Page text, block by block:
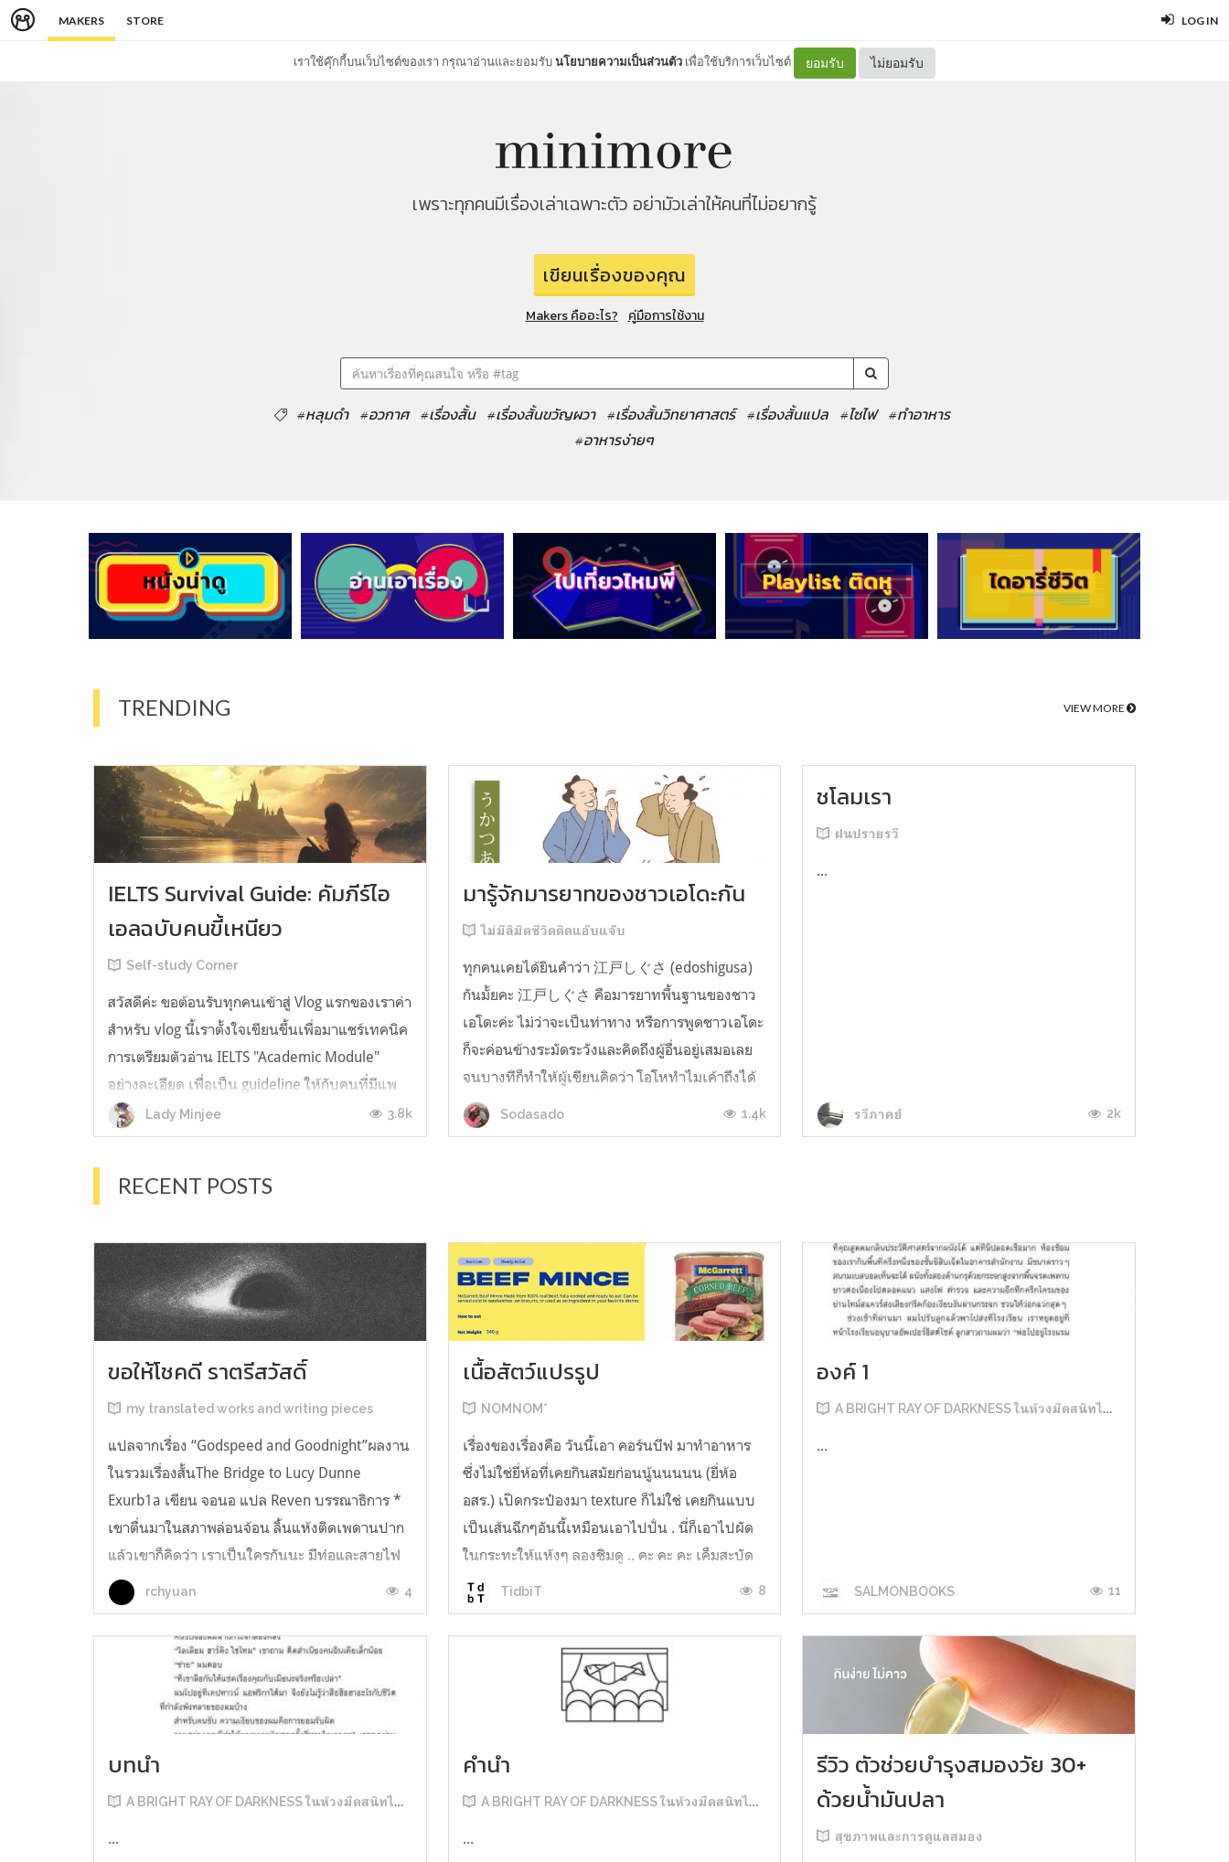
MAKERS STORE LOG IN
เราใช้คุ๊กกี้บนเว็บไซต์ของเรา กรุณาอ่านและยอมรับนโยบายความเป็นส่วนตัว เพื่อใช้บริการเว็บไซต์ ยอมรับ ไม่ยอมรับ
เพราะทุกคนมีเรื่องเล่าเฉพาะตัว อย่ามัวเล่าให้คนที่ไม่อยากรู้
เขียนเรื่องของคุณ
Makers คืออะไร? คู่มือการใช้งาน
#หลุมดำ #อวกาศ #เรื่องสั้น #เรื่องสั้นขวัญผวา #เรื่องสั้นวิทยาศาสตร์ #เรื่องสั้นแปล #ไซไฟ
#ทำอาหาร
#อาหารง่ายๆ
TRENDING VIEW MORE
IELTS Survival Guide: คัมภีร์ไอ
เอลฉบับคนขี้เหนียว
Self-study Corner
สวัสดีค่ะ ขอต้อนรับทุกคนเข้าสู่ Vlog แรกของเราค่า
สำหรับ vlog นี้เราตั้งใจเขียนขึ้นเพื่อมาแชร์เทคนิค
การเตรียมตัวอ่าน IELTS "Academic Module"
อย่างละเอียด เพื่อเป็น guideline ให้กับคนที่มีแพ
ลนจะสอบแต่ไม่รู้ต้องเริ่มตรงไหน หรืออยากจะได้
ข้อมูลเพิ่มเติมมาเสริมความมั่นใจจากที่ตัวเองเรียน
Lady Minjee 3.8k
มารู้จักมารยาทของชาวเอโดะกัน
ไม่มีลิมิตชีวิตติดแอ๊บแจ๊บ
ทุกคนเคยได้ยินคำว่า 江戸しぐさ (edoshigusa)
กันมั้ยคะ 江戸しぐさ คือมารยาทพื้นฐานของชาว
เอโดะค่ะ ไม่ว่าจะเป็นท่าทาง หรือการพูดชาวเอโดะ
ก็จะค่อนข้างระมัดระวังและคิดถึงผู้อื่นอยู่เสมอเลย
จนบางทีก็ทำให้ผู้เขียนคิดว่า โอโหทำไมเค้าถึงได้
คิดถึงคนอื่นได้ขนาดนี้นะอยากรู้มั้ยคะว่าชาวเอโดะ
มารยาทดีขนาดไหน มาลองอ่านกันได้เ...
Sodasado 1.4k
ชโลมเรา
ฝนปรายรวี
...
รวีภาคย์ 2k
RECENT POSTS
ขอให้โชคดี ราตรีสวัสดิ์
my translated works and writing pieces
แปลจากเรื่อง “Godspeed and Goodnight”ผลงาน
ในรวมเรื่องสั้นThe Bridge to Lucy Dunne
Exurb1a เขียน จอนอ แปล Reven บรรณาธิการ *
เขาตื่นมาในสภาพล่อนจ้อน ลิ้นแห้งติดเพดานปาก
แล้วเขาก็คิดว่า เราเป็นใครกันนะ มีท่อและสายไฟ
อยู่ในตัว เกิดความรู้สึกอยากฉี่ และแม้ตัวเขาจะ
เหยียดตรง ก็มีแต่ความมืดมิดอยู่เบื้องหน้...
rchyuan 4
เนื้อสัตว์แปรรูป
NOMNOM*
เรื่องของเรื่องคือ วันนี้เอา คอร์นบีฟ มาทำอาหาร
ซึ่งไม่ใช่ยี่ห้อที่เคยกินสมัยก่อนนู้นนนนน (ยี่ห้อ
อสร.) เปิดกระป๋องมา texture ก็ไม่ใช่ เคยกินแบบ
เป็นเส้นฉีกๆอันนี้เหมือนเอาไปปั่น . นี่ก็เอาไปผัด
ในกระทะให้แห้งๆ ลองชิมดู .. คะ คะ คะ เค็มสะบัด
O o" ... แบบใช้โควต้ากินโซเดียมทั้งสัปดาห์
ต้องหาผักนึ่ง ...
TidbiT 8
องค์ 1
A BRIGHT RAY OF DARKNESS ในห้วงมืดสนิทไม่มิดแสง
...
SALMONBOOKS 11
บทนำ
A BRIGHT RAY OF DARKNESS ในห้วงมืดสนิทไม่มิดแสง
...
คำนำ
A BRIGHT RAY OF DARKNESS ในห้วงมืดสนิทไม่มิดแสง
...
รีวิว ตัวช่วยบำรุงสมองวัย 30+
ด้วยน้ำมันปลา
สุขภาพและการดูแลสมอง